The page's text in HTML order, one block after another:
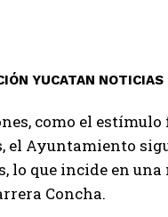
YUCATAN NOTICIAS
como el estímulo
el Ayuntamiento
lo que incide en
Concha.